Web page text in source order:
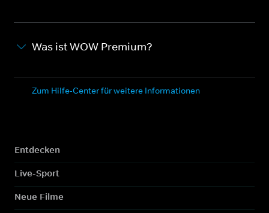
Was ist WOW Premium?
Zum Hilfe-Center für weitere Informationen
Entdecken
Live-Sport
Neue Filme